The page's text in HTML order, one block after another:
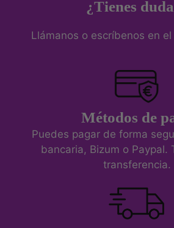
¿Tienes
Llámanos o escríbenos en el
Métodos de
Puedes pagar de forma
bancaria, Bizum o Paypal.
transferencia.